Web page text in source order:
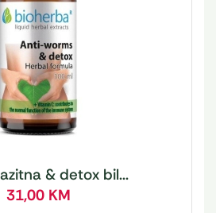
& detox bil...
31,00 KM